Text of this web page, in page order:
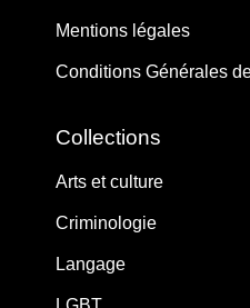
Mentions légales
Conditions Générales
Collections
Arts et culture
Criminologie
Langage